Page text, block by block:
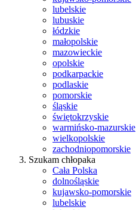
lubelskie
lubuskie
łódzkie
małopolskie
mazowieckie
opolskie
podkarpackie
podlaskie
pomorskie
śląskie
świętokrzyskie
warmińsko-mazurskie
wielkopolskie
zachodniopomorskie
Szukam chłopaka
Cała Polska
dolnośląskie
kujawsko-pomorskie
lubelskie